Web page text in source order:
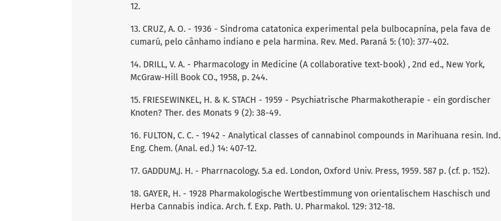
12.
13. CRUZ, A. O. - 1936 - Sindroma catatonica experimental pela bulbocapnína, pela fava de
cumarú, pelo cânhamo indiano e pela harmina. Rev. Med. Paraná 5: (10): 377-402.
14. DRILL, V. A. - Pharmacology in Medicine (A collaborative text-book) , 2nd ed., New York,
McGraw-Hill Book CO., 1958, p. 244.
15. FRIESEWINKEL, H. & K. STACH - 1959 - Psychiatrische Pharmakotherapie - eín gordischer
Knoten? Ther. des Monats 9 (2): 38-49.
16. FULTON, C. C. - 1942 - Analytical classes of cannabinol compounds in Marihuana resin. Ind.
Eng. Chem. (Anal. ed.) 14: 407-12.
17. GADDUM,J. H. - Pharrnacology. 5.a ed. London, Oxford Univ. Press, 1959. 587 p. (cf. p. 152).
18. GAYER, H. - 1928 Pharmakologische Wertbestímmung von orientalischem Haschisch und
Herba Cannabis indica. Arch. f. Exp. Path. U. Pharmakol. 129: 312-18.